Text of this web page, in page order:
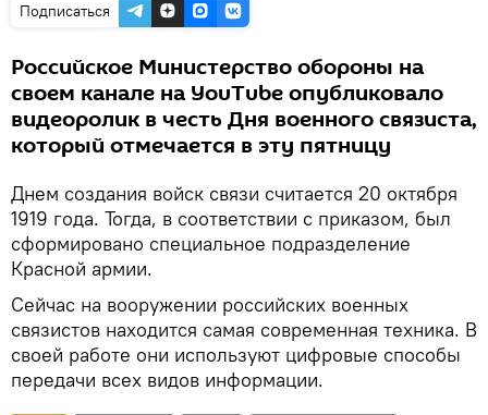
Подписаться
Российское Министерство обороны на
своем канале на YouTube опубликовало
видеоролик в честь Дня военного связиста,
который отмечается в эту пятницу
Днем создания войск связи считается 20 октября
1919 года. Тогда, в соответствии с приказом, был
сформировано специальное подразделение
Красной армии.
Сейчас на вооружении российских военных
связистов находится самая современная техника. В
своей работе они используют цифровые способы
передачи всех видов информации.